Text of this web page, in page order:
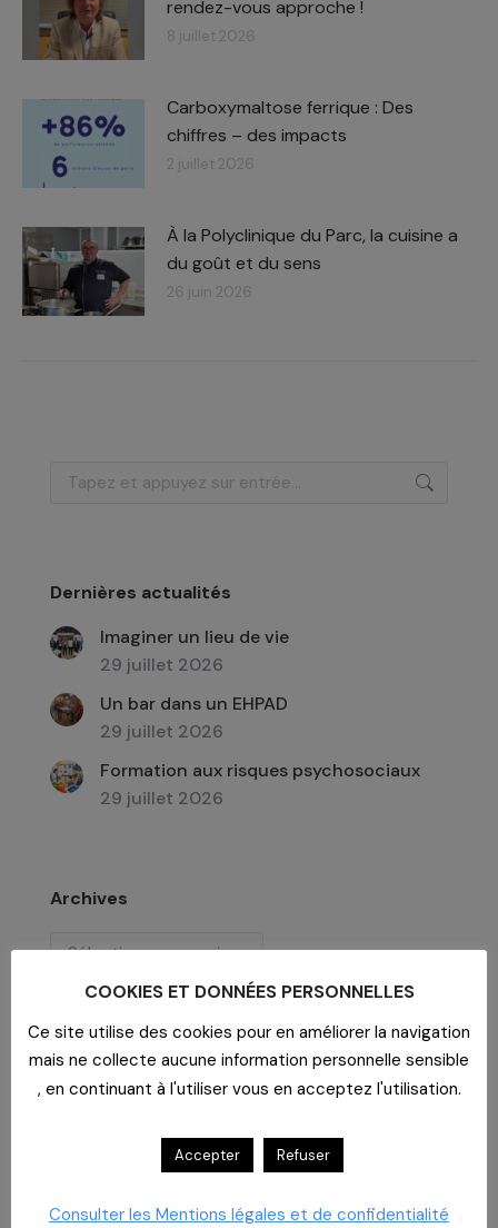
rendez-vous approche !
8 juillet 2026
Carboxymaltose ferrique : Des
chiffres – des impacts​
2 juillet 2026
À la Polyclinique du Parc, la cuisine a
du goût et du sens
26 juin 2026
Recherche
Dernières actualités
Imaginer un lieu de vie
29 juillet 2026
Un bar dans un EHPAD
29 juillet 2026
Formation aux risques psychosociaux
29 juillet 2026
Archives
Archives
S'inscrire à la Newsletter
COOKIES ET DONNÉES PERSONNELLES
Ce site utilise des cookies pour en améliorer la navigation
mais ne collecte aucune information personnelle sensible
, en continuant à l'utiliser vous en acceptez l'utilisation.
Accepter Refuser
Consulter les Mentions légales et de confidentialité